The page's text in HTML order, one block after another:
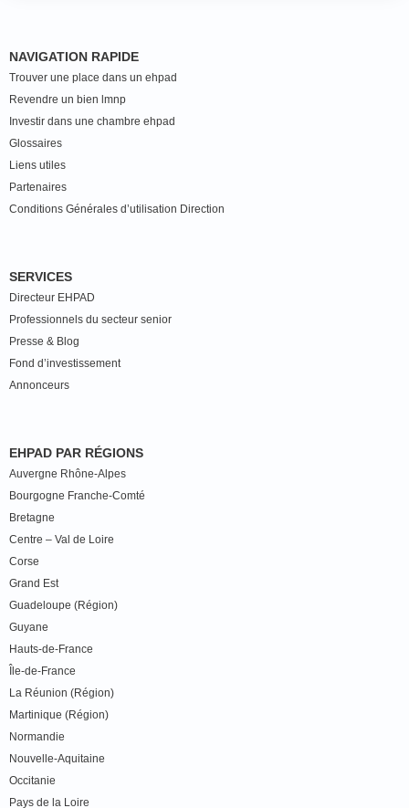
NAVIGATION RAPIDE
Trouver une place dans un ehpad
Revendre un bien lmnp
Investir dans une chambre ehpad
Glossaires
Liens utiles
Partenaires
Conditions Générales d’utilisation Direction
SERVICES
Directeur EHPAD
Professionnels du secteur senior
Presse & Blog
Fond d’investissement
Annonceurs
EHPAD PAR RÉGIONS
Auvergne Rhône-Alpes
Bourgogne Franche-Comté
Bretagne
Centre – Val de Loire
Corse
Grand Est
Guadeloupe (Région)
Guyane
Hauts-de-France
Île-de-France
La Réunion (Région)
Martinique (Région)
Normandie
Nouvelle-Aquitaine
Occitanie
Pays de la Loire